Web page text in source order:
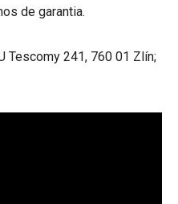
de garantia.
Tescomy 241, 760 01 Zlín;